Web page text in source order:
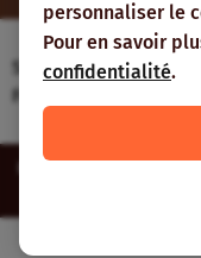
personnaliser le
Pour en savoir
confidentialité.
Site web réalisé avec
Française de